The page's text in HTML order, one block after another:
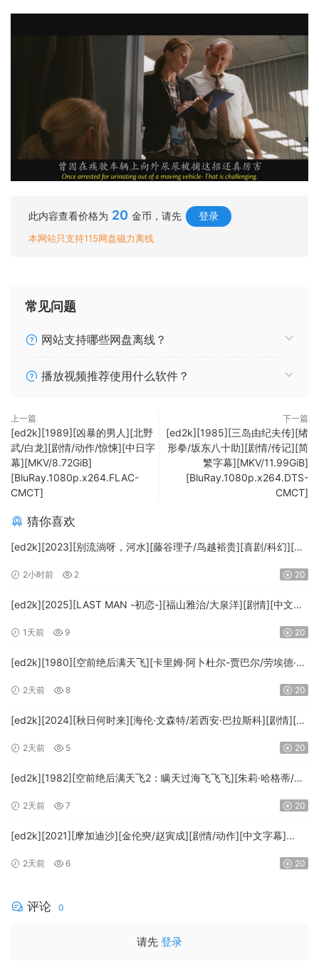
此内容查看价格为 20 金币，请先 登录
本网站只支持115网盘磁力离线
常见问题
网站支持哪些网盘离线？
播放视频推荐使用什么软件？
上一篇
[ed2k][1989][凶暴的男人][北野
武/白龙][剧情/动作/惊悚][中日字
幕][MKV/8.72GiB]
[BluRay.1080p.x264.FLAC-
CMCT]
下一篇
[ed2k][1985][三岛由纪夫传][绪
形拳/坂东八十助][剧情/传记][简
繁字幕][MKV/11.99GiB]
[BluRay.1080p.x264.DTS-
CMCT]
猜你喜欢
[ed2k][2023][别流淌呀，河水][藤谷理子/鸟越裕贵][喜剧/科幻][中
2小时前 2 20
[ed2k][2025][LAST MAN -初恋-][福山雅治/大泉洋][剧情][中文字
1天前 9 20
[ed2k][1980][空前绝后满天飞][卡里姆·阿卜杜尔-贾巴尔/劳埃德·布
HD.MA5.1.x265.10bit-BeiTai]
2天前 8 20
[ed2k][2024][秋日何时来][海伦·文森特/若西安·巴拉斯科][剧情][中
FRDS]
2天前 5 20
[ed2k][1982][空前绝后满天飞2：瞒天过海飞飞飞][朱莉·哈格蒂/罗
[1080p.BluRay.x264.DTS-WiKi]
2天前 7 20
[ed2k][2021][摩加迪沙][金伦奭/赵寅成][剧情/动作][中文字幕]
2天前 6 20
评论 0
请先 登录